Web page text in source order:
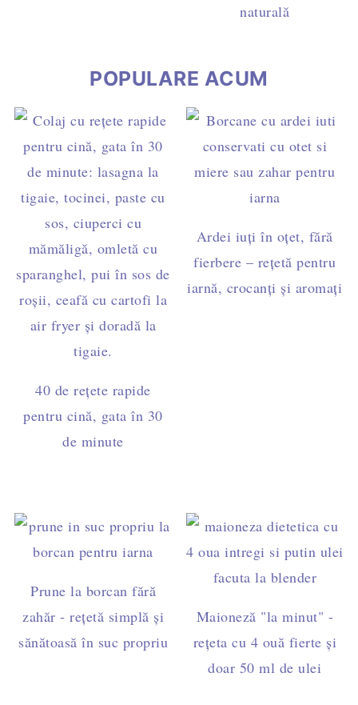
naturală
POPULARE ACUM
40 de rețete rapide
pentru cină, gata în 30
de minute
Ardei iuți în oțet, fără
fierbere – rețetă pentru
iarnă, crocanți și aromați
Prune la borcan fără
zahăr - rețetă simplă și
sănătoasă în suc propriu
Maioneză "la minut" -
rețeta cu 4 ouă fierte și
doar 50 ml de ulei